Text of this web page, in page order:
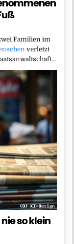
Familien im
verletzt
so klein